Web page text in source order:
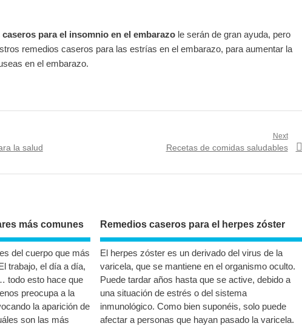
caseros para el insomnio en el embarazole serán de gran ayuda, pero
remedios caseros para las estrías en el embarazo, para aumentar la
en el embarazo.
la salud
Next
Next
Recetas de comidas saludables
más comunes
del cuerpo que más
trabajo, el día a día,
todo esto hace que
preocupa a la
la aparición de
son las más
Remedios caseros para el herpes zóster
El herpes zóster es un derivado del virus de la
varicela, que se mantiene en el organismo oculto.
Puede tardar años hasta que se active, debido a
una situación de estrés o del sistema
inmunológico. Como bien suponéis, solo puede
afectar a personas que hayan pasado la varicela.